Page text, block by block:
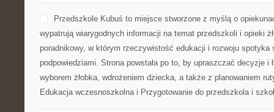
Przedszkole Kubuś to miejsce stworzone z myślą o
wypatrują wiarygodnych informacji na temat przedszkoli i opieki
poradnikowy, w którym rzeczywistość edukacji i rozwoju
podpowiedziami. Strona powstała po to, by upraszczać decyzje i
wyborem żłobka, wdrożeniem dziecka, a także z planowaniem
Edukacja wczesnoszkolna i Przygotowanie do przedszkola i